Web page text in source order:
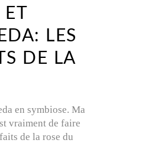
ET
LES
DE LA
en symbiose. Ma
vraiment de faire
de la rose du